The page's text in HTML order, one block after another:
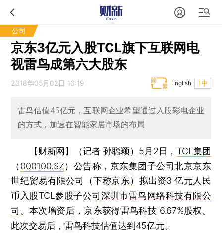
公司
京东3亿元入股TCL旗下互联网电
视雷鸟成第六大股东
2018年05月02日 16:19 T中
English
雷鸟估值45亿元，互联网企业希望通过入股彩电企业
的方式，加速在智能家居市场的布局
【财新网】（记者 孙聪颖） 5月2日， TCL集团
（ 000100.SZ）公告称，京东集团子公司北京京东
世纪贸易有限公司（下称京东）拟出资3 亿元人民
币入股TCL参股子公司 深圳市雷鸟网络科技有限公
司 。本次增资后，京东获得雷鸟科技 6.67%股权。
此次交易后，雷鸟科技估值达到45亿元。